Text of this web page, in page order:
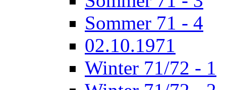
Sommer 71 - 4
02.10.1971
Winter 71/72 - 1